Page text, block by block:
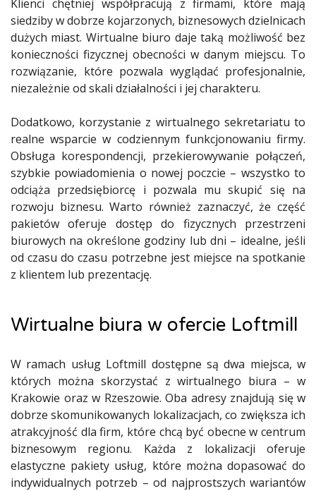
Klienci chętniej współpracują z firmami, które mają
siedziby w dobrze kojarzonych, biznesowych dzielnicach
dużych miast. Wirtualne biuro daje taką możliwość bez
konieczności fizycznej obecności w danym miejscu. To
rozwiązanie, które pozwala wyglądać profesjonalnie,
niezależnie od skali działalności i jej charakteru.
Dodatkowo, korzystanie z wirtualnego sekretariatu to
realne wsparcie w codziennym funkcjonowaniu firmy.
Obsługa korespondencji, przekierowywanie połączeń,
szybkie powiadomienia o nowej poczcie – wszystko to
odciąża przedsiębiorcę i pozwala mu skupić się na
rozwoju biznesu. Warto również zaznaczyć, że część
pakietów oferuje dostęp do fizycznych przestrzeni
biurowych na określone godziny lub dni – idealne, jeśli
od czasu do czasu potrzebne jest miejsce na spotkanie
z klientem lub prezentację.
Wirtualne biura w ofercie Loftmill
W ramach usług Loftmill dostępne są dwa miejsca, w
których można skorzystać z wirtualnego biura – w
Krakowie oraz w Rzeszowie. Oba adresy znajdują się w
dobrze skomunikowanych lokalizacjach, co zwiększa ich
atrakcyjność dla firm, które chcą być obecne w centrum
biznesowym regionu. Każda z lokalizacji oferuje
elastyczne pakiety usług, które można dopasować do
indywidualnych potrzeb – od najprostszych wariantów